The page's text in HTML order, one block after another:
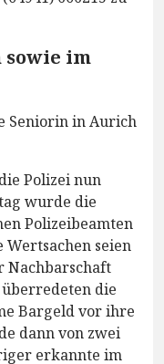
im
Seniorin in Aurich
Polizei nun
wurde die
Polizeibeamten
seien
Nachbarschaft
die
Bargeld vor ihre
dann von zwei
erkannte im